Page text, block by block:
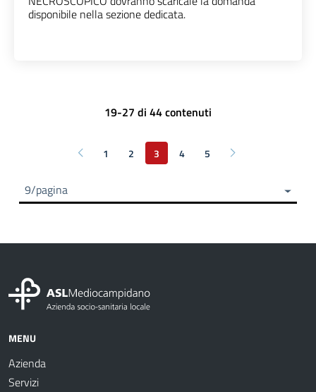
disponibile nella sezione dedicata.
19-27 di 44 contenuti
Pagina precedente
1 2 3 4 5 Pagina successiva
9/pagina
MENU
Azienda
Servizi